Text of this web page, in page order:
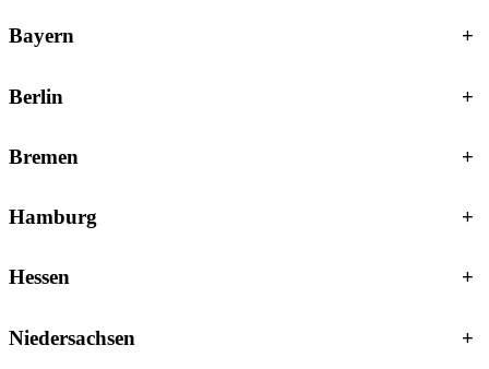
Bayern +
Berlin +
Bremen +
Hamburg +
Hessen +
Niedersachsen +